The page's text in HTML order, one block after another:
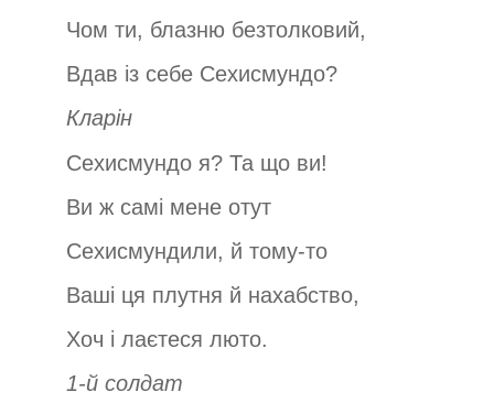
Чом ти, блазню безтолковий,
Вдав із себе Сехисмундо?
Кларін
Сехисмундо я? Та що ви!
Ви ж самі мене отут
Сехисмундили, й тому-то
Ваші ця плутня й нахабство,
Хоч і лаєтеся люто.
1-й солдат